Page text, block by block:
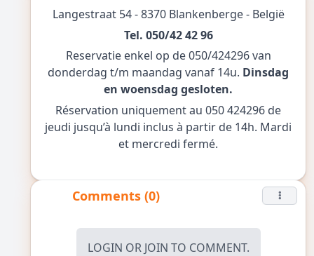
Langestraat 54 - 8370 Blankenberge - België
Tel. 050/42 42 96
Reservatie enkel op de 050/424296 van
donderdag t/m maandag vanaf 14u. Dinsdag
en woensdag gesloten.
Réservation uniquement au 050 424296 de
jeudi jusqu’à lundi inclus à partir de 14h. Mardi
et mercredi fermé.
Comments (0)
LOGIN OR JOIN TO COMMENT.